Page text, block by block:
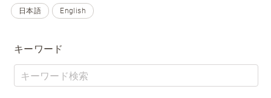
日本語 English
キーワード